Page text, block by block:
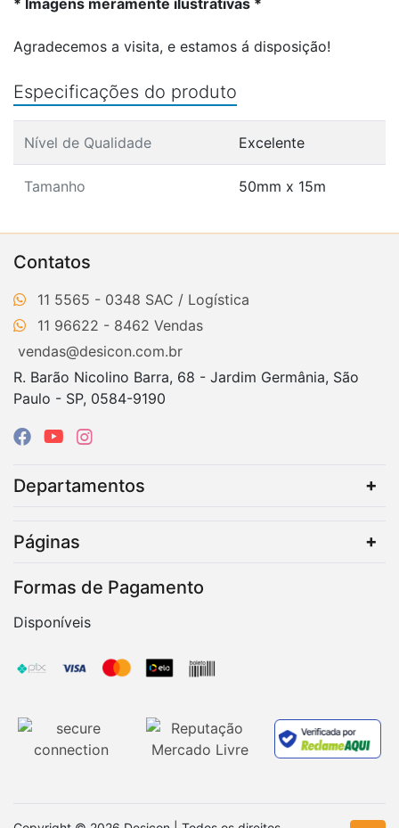
Agradecemos a visita, e estamos á disposição!
Especificações do produto
Nível de Qualidade Excelente
Tamanho 50mm x 15m
Contatos
11 5565 - 0348
11 96622 - 8462
vendas@desicon.com.br
R. Barão Nicolino Barra, 68 - Jardim Germânia, São
Paulo - SP, 0584-9190
Departamentos
Páginas
Formas de Pagamento
Disponíveis